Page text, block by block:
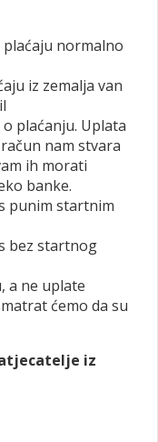
normalno
iz zemalja van
plaćanju. Uplata
nam stvara
ih morati
banke.
punim startnim
bez startnog
a ne uplate
ćemo da su
iz